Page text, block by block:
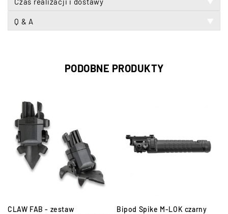
Q & A
PODOBNE PRODUKTY
CLAW FAB - zestaw
Bipod Spike M-LOK czarny